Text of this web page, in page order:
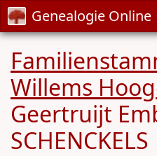
Genealogie Online
Willems
Geertruijt
SCHENCKELS